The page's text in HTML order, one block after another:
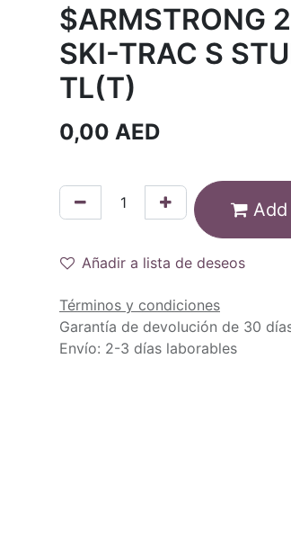
$ARMSTRONG
SKI-TRAC S
TL(T)
0,00 AED
Añadir a lista de deseos
Términos y condiciones
Garantía de devolución de 30
Envío: 2-3 días laborables